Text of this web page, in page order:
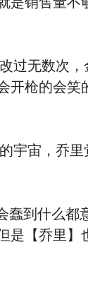
过无数次，
开枪的会笑
宇宙，乔里
蠢到什么都
是【乔里】